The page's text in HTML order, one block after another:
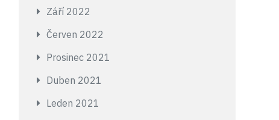
Září 2022
Červen 2022
Prosinec 2021
Duben 2021
Leden 2021